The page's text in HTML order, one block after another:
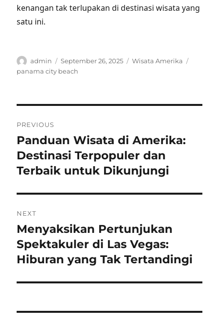
kenangan tak terlupakan di destinasi wisata yang
satu ini.
Author
admin
Posted
on
September 26, 2025 Categories
Wisata Amerika
panama city beach
navigation
PREVIOUS
Previous
post:
Panduan Wisata di Amerika:
Destinasi Terpopuler dan
Terbaik untuk Dikunjungi
NEXT
Next
post:
Menyaksikan Pertunjukan
Spektakuler di Las Vegas:
Hiburan yang Tak Tertandingi